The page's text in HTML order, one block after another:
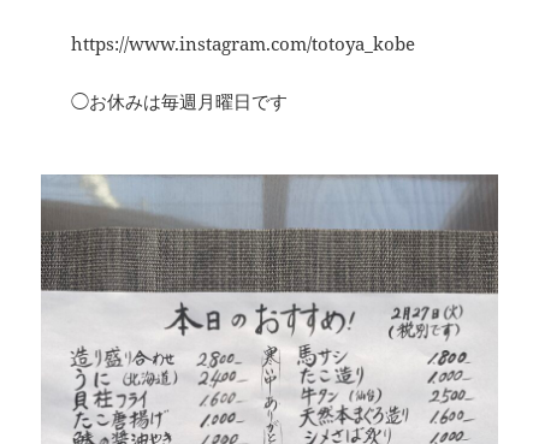
https://www.instagram.com/totoya_kobe
◯お休みは毎週月曜日です